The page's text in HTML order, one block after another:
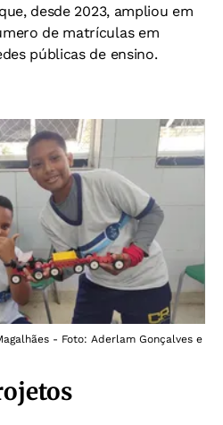
desde 2023, ampliou em
de matrículas em
públicas de ensino.
- Foto: Aderlam Gonçalves e